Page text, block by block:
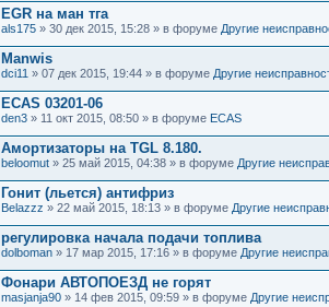
EGR на ман тга
als175 » 30 дек 2015, 15:28 » в форуме Другие
Manwis
dci11 » 07 дек 2015, 19:44 » в форуме Другие
ECAS 03201-06
den3 » 11 окт 2015, 08:50 » в форуме ECAS
Амортизаторы на TGL 8.180.
beloomut » 25 май 2015, 04:38 » в форуме Другие
Гонит (льется) антифриз
Belazzz » 22 май 2015, 18:13 » в форуме Другие
регулировка начала подачи топлива
dolboman » 17 мар 2015, 17:16 » в форуме Другие
Фонари АВТОПОЕЗД не горят
masjanja90 » 14 фев 2015, 09:59 » в форуме Другие